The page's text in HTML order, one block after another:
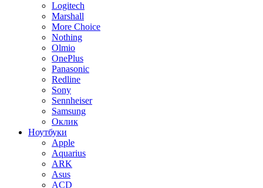
Logitech
Marshall
More Choice
Nothing
Olmio
OnePlus
Panasonic
Redline
Sony
Sennheiser
Samsung
Оклик
Ноутбуки
Apple
Aquarius
ARK
Asus
ACD